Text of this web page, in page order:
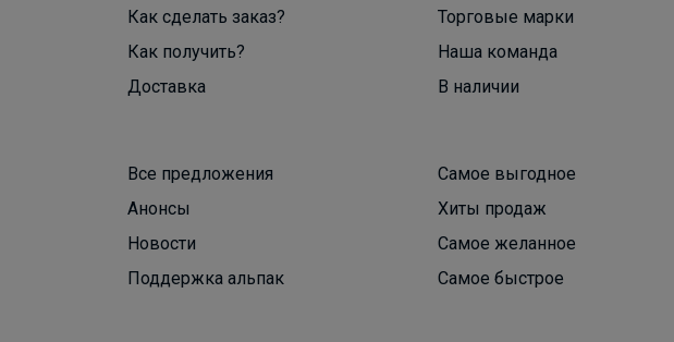
Как сделать заказ?
Как получить?
Доставка
Торговые марки
Наша команда
В наличии
Все предложения
Анонсы
Новости
Поддержка альпак
Самое выгодное
Хиты продаж
Самое желанное
Самое быстрое
пару!